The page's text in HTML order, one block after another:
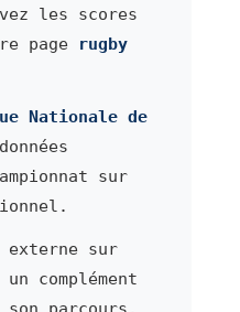
les scores
page
rugby
Nationale de
sur
sur
complément